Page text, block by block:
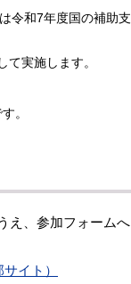
令和7年度国の補助支
実施します。
。
え、参加フォームへ
イト）